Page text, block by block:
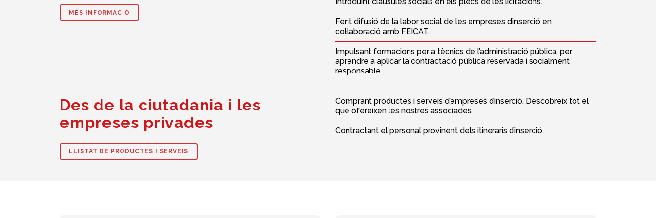
MÉS INFORMACIÓ
Introduint clàusules socials en els plecs de les licitacions.
Fent difusió de la labor social de les empreses d’inserció en
col·laboració amb FEICAT.
Impulsant formacions per a tècnics de l’administració pública, per
aprendre a aplicar la contractació pública reservada i socialment
responsable.
Des de la ciutadania i les
empreses privades
LLISTAT DE PRODUCTES I SERVEIS
Comprant productes i serveis d’empreses d’inserció. Descobreix tot el
que ofereixen les nostres associades.
Contractant el personal provinent dels itineraris d’inserció.